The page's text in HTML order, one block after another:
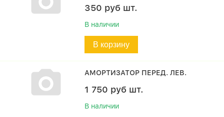
350 руб шт.
В наличии
В корзину
АМОРТИЗАТОР ПЕРЕД. ЛЕВ.
1 750 руб шт.
В наличии